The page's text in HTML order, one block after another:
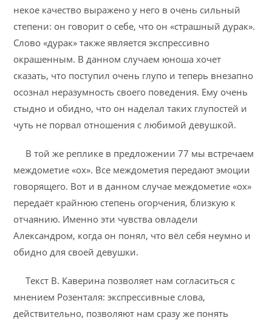
некое качество выражено у него в очень сильный
степени: он говорит о себе, что он «страшный дурак».
Слово «дурак» также является экспрессивно
окрашенным. В данном случаем юноша хочет
сказать, что поступил очень глупо и теперь внезапно
осознал неразумность своего поведения. Ему очень
стыдно и обидно, что он наделал таких глупостей и
чуть не порвал отношения с любимой девушкой.
В той же реплике в предложении 77 мы встречаем
междометие «ох». Все междометия передают эмоции
говорящего. Вот и в данном случае междометие «ох»
передаёт крайнюю степень огорчения, близкую к
отчаянию. Именно эти чувства овладели
Александром, когда он понял, что вёл себя неумно и
обидно для своей девушки.
Текст В. Каверина позволяет нам согласиться с
мнением Розенталя: экспрессивные слова,
действительно, позволяют нам сразу же понять